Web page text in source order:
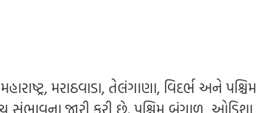
મરાઠવાડા, તેલંગાણા, વિદર્ભ અને પશ્ચિમ
સંભાવના જારી કરી છે. પશ્ચિમ બંગાળ, ઓડિશા,